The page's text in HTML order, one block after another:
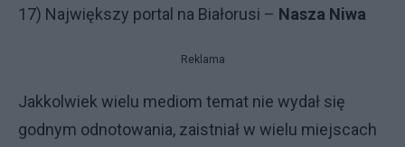
17) Największy portal na Białorusi – Nasza Niwa
Reklama
Jakkolwiek wielu mediom temat nie wydał się
godnym odnotowania, zaistniał w wielu miejscach